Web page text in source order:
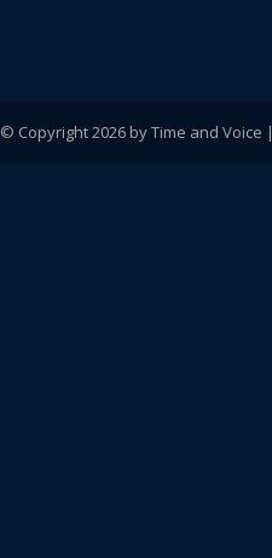
© Copyright 2026 by Time and Voice |